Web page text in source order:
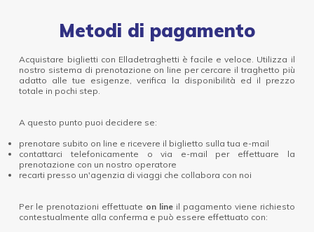
Metodi di pagamento
Acquistare biglietti con Elladetraghetti è facile e veloce. Utilizza il
nostro sistema di prenotazione on line per cercare il traghetto più
adatto alle tue esigenze, verifica la disponibilità ed il prezzo
totale in pochi step.
A questo punto puoi decidere se:
prenotare subito on line e ricevere il biglietto sulla tua e-mail
contattarci telefonicamente o via e-mail per effettuare la
prenotazione con un nostro operatore
recarti presso un'agenzia di viaggi che collabora con noi
Per le prenotazioni effettuate on lineil pagamento viene richiesto
contestualmente alla conferma e può essere effettuato con: